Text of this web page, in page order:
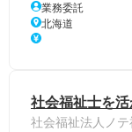
業務委託
北海道
社会福祉士を
社会福祉法人ノ